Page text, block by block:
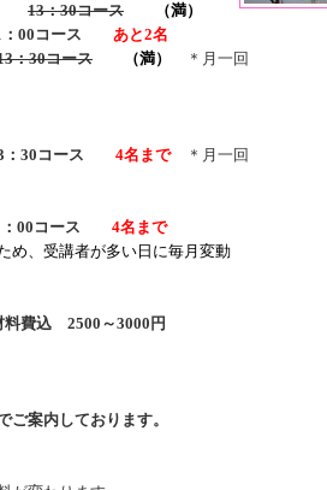
13：30コース （満）
：00コース あと2名
30コース （満） ＊月 一回
：30コース 4名まで＊月 一回
：00コース 4名まで
め、受講者が多い日に毎月変動
料費込 2500～3000円
ご案内しております。